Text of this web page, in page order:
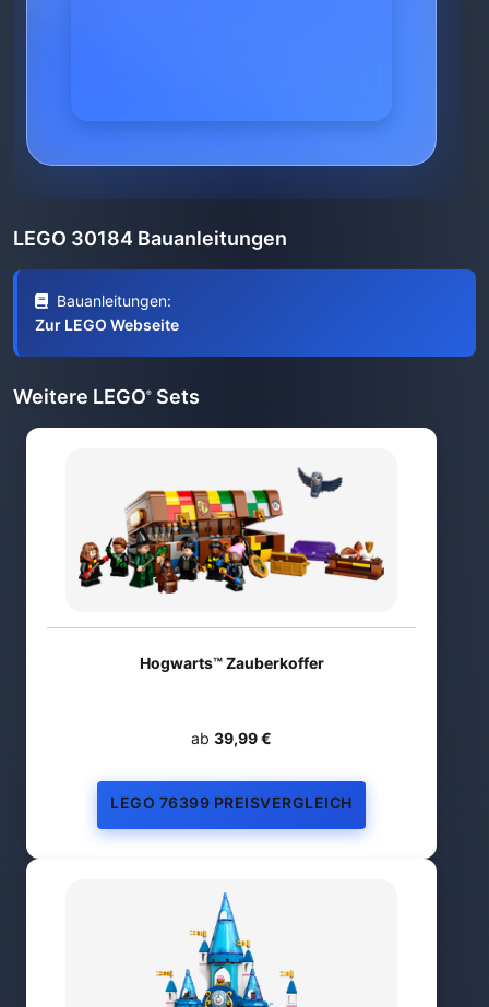
LEGO 30184 Bauanleitungen
Bauanleitungen:
Zur LEGO Webseite
Weitere LEGO® Sets
Hogwarts™ Zauberkoffer
ab 39,99 €
LEGO 76399 PREISVERGLEICH